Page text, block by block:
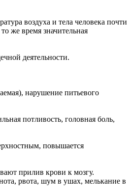
воздуха и тела человека почти
же время значительная
деятельности.
нарушение питьевого
потливость, головная боль,
повышается
прилив крови к мозгу.
рвота, шум в ушах, мелькание в